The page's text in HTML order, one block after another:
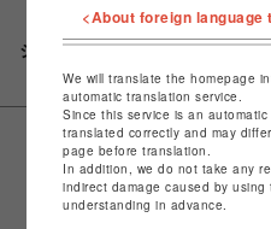
シェアする
<About foreign language
We will translate the homepage
automatic translation service.
Since this service is an
translated correctly and may
page before translation.
In addition, we do not take any
indirect damage caused by
understanding in advance.